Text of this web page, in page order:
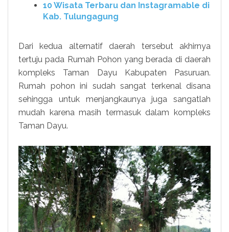
10 Wisata Terbaru dan Instagramable di
Kab. Tulungagung
Dari kedua alternatif daerah tersebut akhirnya
tertuju pada Rumah Pohon yang berada di daerah
kompleks Taman Dayu Kabupaten Pasuruan.
Rumah pohon ini sudah sangat terkenal disana
sehingga untuk menjangkaunya juga sangatlah
mudah karena masih termasuk dalam kompleks
Taman Dayu.